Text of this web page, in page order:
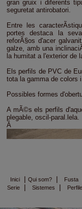
gran gruix i diferents
seguretat antirobatori.
Entre les
portes destaca la
reforÃ§os d'acer
galze, amb una
la humitat a l'exterior de
Els perfils de PVC de
tota la gamma de colors
Possibles formes
A mÃ©s els perfils
plegable, oscil-paral.lela.
Â
Inici | Qui som? | Fusta
Serie| Sistemes |